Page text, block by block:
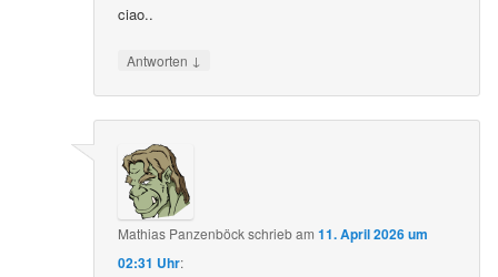
ciao..
Antworten ↓
Mathias Panzenböckschriebam11. April 2026 um
02:31 Uhr: